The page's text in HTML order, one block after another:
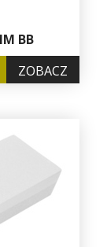
BB
ZOBACZ